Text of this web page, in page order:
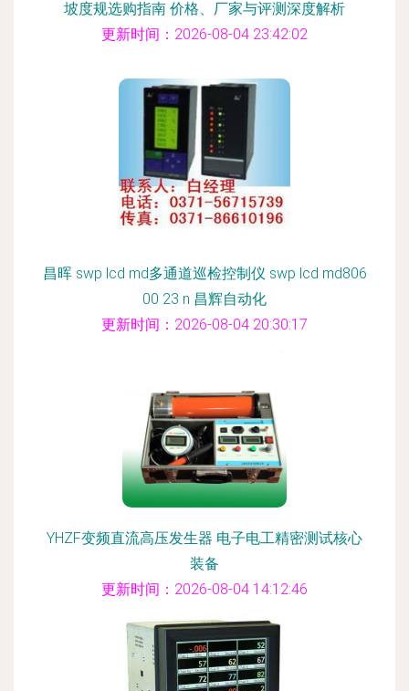
坡度规选购指南 价格、厂家与评测深度解析
更新时间：2026-08-04 23:42:02
昌晖 swp lcd md多通道巡检控制仪 swp lcd md806
00 23 n 昌辉自动化
更新时间：2026-08-04 20:30:17
YHZF变频直流高压发生器 电子电工精密测试核心
装备
更新时间：2026-08-04 14:12:46